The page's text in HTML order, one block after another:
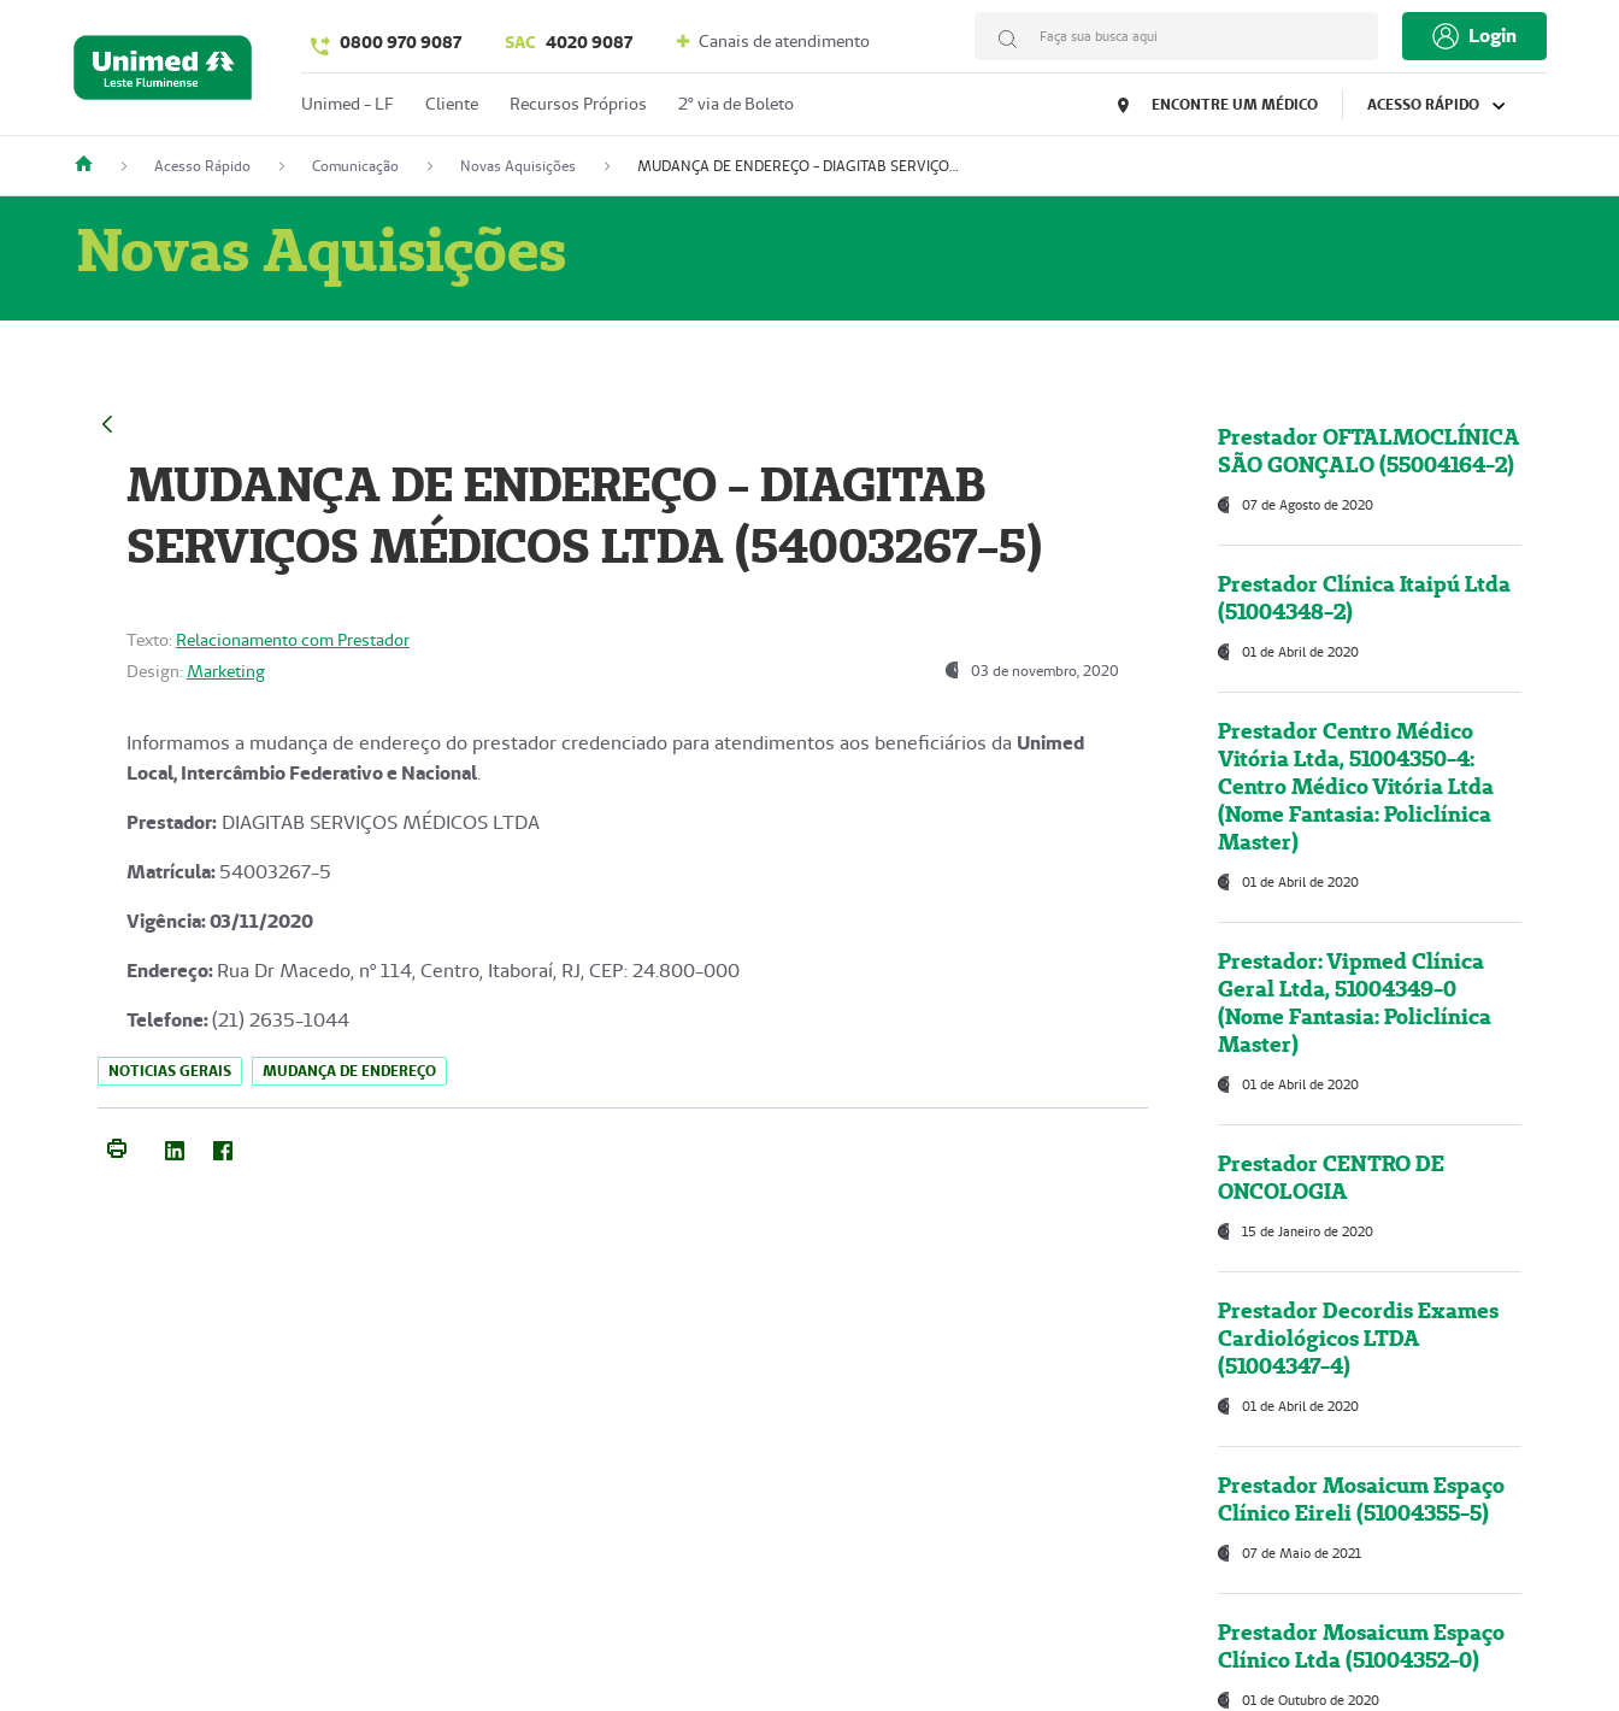
0800 970 9087 SAC 4020 9087 Canais de atendimento Faça sua busca aqui Login
Unimed - LF Cliente Recursos Próprios 2º via de Boleto ENCONTRE UM MÉDICO ACESSO RÁPIDO
Acesso Rápido Comunicação Novas Aquisições MUDANÇA DE ENDEREÇO - DIAGITAB SERVIÇOS MÉDICOS LTDA (54003267-5)
Novas Aquisições
MUDANÇA DE ENDEREÇO - DIAGITAB
SERVIÇOS MÉDICOS LTDA (54003267-5)
Texto: Relacionamento com Prestador
Design: Marketing 03 de novembro, 2020
Informamos a mudança de endereço do prestador credenciado para atendimentos aos beneficiários da Unimed
Local, Intercâmbio Federativo e Nacional.
Prestador: DIAGITAB SERVIÇOS MÉDICOS LTDA
Matrícula:54003267-5
Vigência: 03/11/2020
Endereço:Rua Dr Macedo, nº 114, Centro, Itaboraí, RJ, CEP: 24.800-000
Telefone:(21) 2635-1044
NOTICIAS GERAIS MUDANÇA DE ENDEREÇO
Prestador OFTALMOCLÍNICA
SÃO GONÇALO (55004164-2)
07 de Agosto de 2020
Prestador Clínica Itaipú Ltda
(51004348-2)
01 de Abril de 2020
Prestador Centro Médico
Vitória Ltda, 51004350-4:
Centro Médico Vitória Ltda
(Nome Fantasia: Policlínica
Master)
01 de Abril de 2020
Prestador: Vipmed Clínica
Geral Ltda, 51004349-0
(Nome Fantasia: Policlínica
Master)
01 de Abril de 2020
Prestador CENTRO DE
ONCOLOGIA
15 de Janeiro de 2020
Prestador Decordis Exames
Cardiológicos LTDA
(51004347-4)
01 de Abril de 2020
Prestador Mosaicum Espaço
Clínico Eireli (51004355-5)
07 de Maio de 2021
Prestador Mosaicum Espaço
Clínico Ltda (51004352-0)
01 de Outubro de 2020